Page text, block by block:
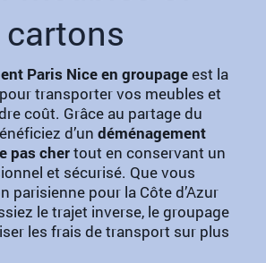
cartons
Paris Nice en groupageest la
transporter vos meubles et
coût. Grâce au partage du
d’un déménagement
pas chertout en conservant un
et sécurisé. Que vous
parisienne pour la Côte d’Azur
le trajet inverse, le groupage
les frais de transport sur plus